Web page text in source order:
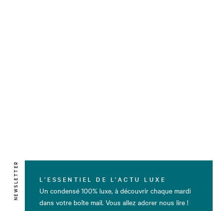
NEWSLETTER L’ESSENTIEL DE L’ACTU LUXE
Un condensé 100% luxe, à découvrir chaque mardi
dans votre boîte mail. Vous allez adorer nous lire !